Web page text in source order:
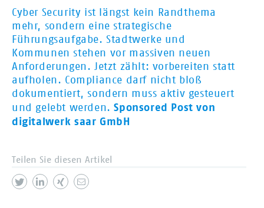
Cyber Security ist längst kein Randthema
mehr, sondern eine strategische
Führungsaufgabe. Stadtwerke und
Kommunen stehen vor massiven neuen
Anforderungen. Jetzt zählt: vorbereiten statt
aufholen. Compliance darf nicht bloß
dokumentiert, sondern muss aktiv gesteuert
und gelebt werden.Sponsored Post von
digitalwerk saar GmbH
Teilen Sie diesen Artikel